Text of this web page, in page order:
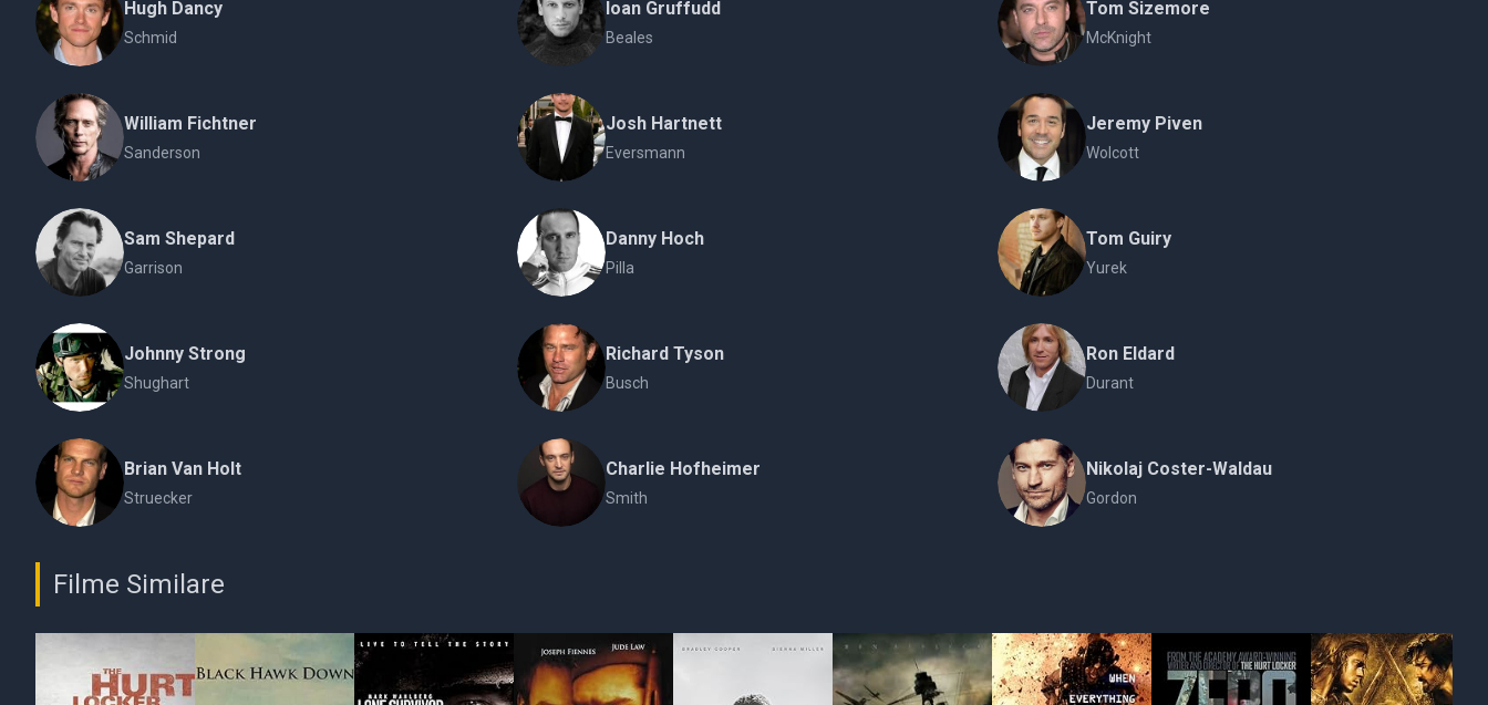
Hugh Dancy
Schmid
Ioan Gruffudd
Beales
Tom Sizemore
McKnight
William Fichtner
Sanderson
Josh Hartnett
Eversmann
Jeremy Piven
Wolcott
Sam Shepard
Garrison
Danny Hoch
Pilla
Tom Guiry
Yurek
Johnny Strong
Shughart
Richard Tyson
Busch
Ron Eldard
Durant
Brian Van Holt
Struecker
Charlie Hofheimer
Smith
Nikolaj Coster-Waldau
Gordon
Filme Similare